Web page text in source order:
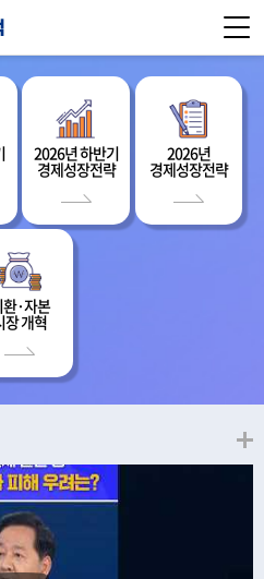
2026년 하반기
경제성장전략
2026년
경제성장전략
·자본
장 개혁